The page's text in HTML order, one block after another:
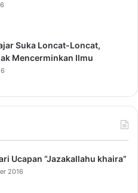
Suka Loncat-Loncat,
Mencerminkan Ilmu
Ucapan “Jazakallahu khaira”
2016